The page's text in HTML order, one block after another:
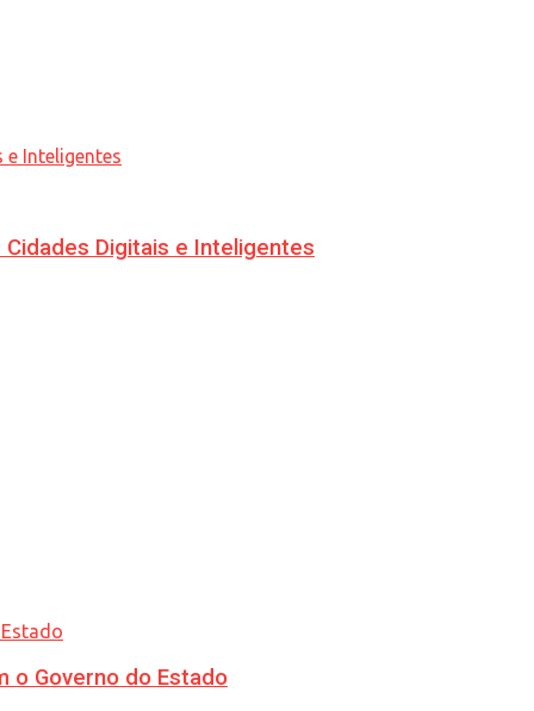
Digitais e Inteligentes
o Governo do Estado